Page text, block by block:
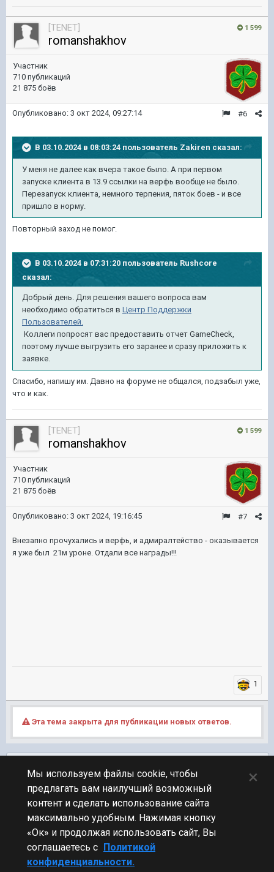
1 599
[TENET]
romanshakhov
Участник
710 публикаций
21 875 боёв
#6
Опубликовано: 3 окт 2024, 09:27:14
В 03.10.2024 в 08:03:24 пользователь Zakiren сказал:
У меня не далее как вчера такое было. А при первом
запуске клиента в 13.9 ссылки на верфь вообще не было.
Перезапуск клиента, немного терпения, пяток боев - и все
пришло в норму.
Повторный заход не помог.
В 03.10.2024 в 07:31:20 пользователь Rushcore
сказал:
Добрый день. Для решения вашего вопроса вам
необходимо обратиться в Центр Поддержки
Пользователей.
Коллеги попросят вас предоставить отчет GameCheck,
поэтому лучше выгрузить его заранее и сразу приложить к
заявке.
Спасибо, напишу им. Давно на форуме не общался, подзабыл уже,
что и как.
1 599
[TENET]
romanshakhov
Участник
710 публикаций
21 875 боёв
#7
Опубликовано: 3 окт 2024, 19:16:45
Внезапно прочухались и верфь, и адмиралтейство - оказывается
я уже был 21м уроне. Отдали все награды!!!
1
Эта тема закрыта для публикации новых ответов.
ПЕРЕЙТИ К СПИСКУ ТЕМ
Технические вопросы
Стиль
Мы используем файлы cookie, чтобы
предлагать вам наилучший возможный
контент и сделать использование сайта
максимально удобным. Нажимая кнопку
«Ок» и продолжая использовать сайт, Вы
соглашаетесь с Политикой
конфиденциальности.
×